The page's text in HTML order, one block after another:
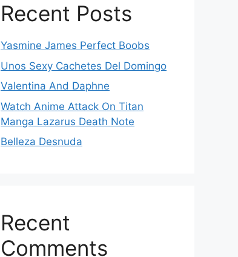
Recent Posts
Yasmine James Perfect Boobs
Unos Sexy Cachetes Del Domingo
Valentina And Daphne
Watch Anime Attack On Titan
Manga Lazarus Death Note
Belleza Desnuda
Recent
Comments